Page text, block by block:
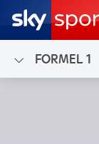
FORMEL 1